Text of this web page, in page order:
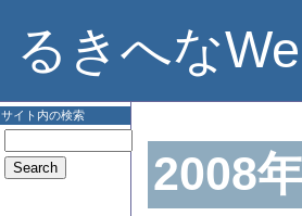
るきへな
サイト内の検索
2008